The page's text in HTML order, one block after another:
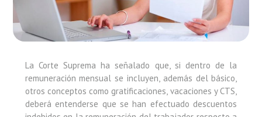
La Corte Suprema ha señalado que, si dentro de la
remuneración mensual se incluyen, además del básico,
otros conceptos como gratificaciones, vacaciones y CTS,
deberá entenderse que se han efectuado descuentos